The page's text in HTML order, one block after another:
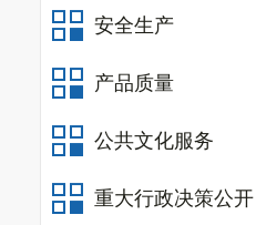
安全生产
产品质量
公共文化服务
重大行政决策公开